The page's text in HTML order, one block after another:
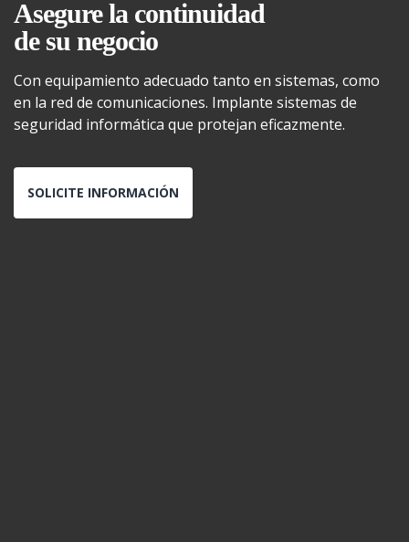
Asegure la continuidad
de su negocio
Con equipamiento adecuado tanto en sistemas, como
en la red de comunicaciones. Implante sistemas de
seguridad informática que protejan eficazmente.
SOLICITE INFORMACIÓN